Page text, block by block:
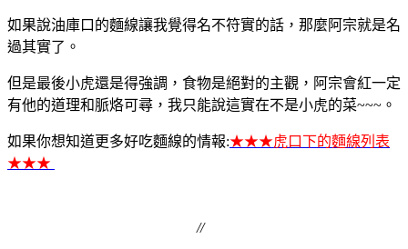
如果說油庫口的麵線讓我覺得名不符實的話，那麼阿宗就是名
過其實了。
但是最後小虎還是得強調，食物是絕對的主觀，阿宗會紅一定
有他的道理和脈烙可尋，我只能說這實在不是小虎的菜~~~。
如果你想知道更多好吃麵線的情報:★★★虎口下的麵線列表
★★★
//